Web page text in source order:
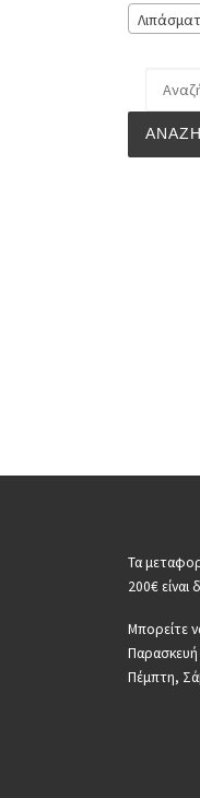
Τα
200€ είναι
Μπορείτε
Παρασκευή
Πέμπτη,